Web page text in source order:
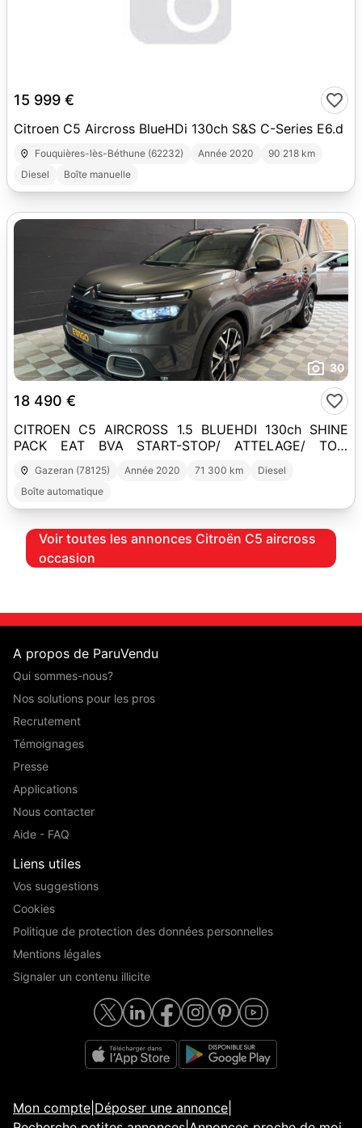
15 999 €
Citroen C5 Aircross BlueHDi 130ch S&S C-Series E6.d
Fouquières-lès-Béthune (62232) Année 2020
90 218 km
Diesel
Boîte manuelle
30
18 490 €
CITROEN C5 AIRCROSS 1.5 BLUEHDI 130ch SHINE
PACK EAT BVA START-STOP/ ATTELAGE/ TOIT
OUVRANT PANO/ ENTRETIEN CONSTRUCTEUR
Gazeran (78125) Année 2020 71 300 km
Diesel
Boîte automatique
Voir toutes les annonces Citroën C5 aircross
occasion
A propos de ParuVendu
Qui sommes-nous?
Nos solutions pour les pros
Recrutement
Témoignages
Presse
Applications
Nous contacter
Aide - FAQ
Liens utiles
Vos suggestions
Cookies
Politique de protection des données personnelles
Mentions légales
Signaler un contenu illicite
Mon compte Déposer une annonce